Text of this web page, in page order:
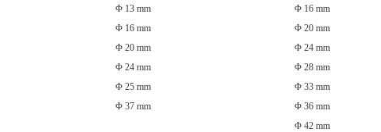
encodeur
Φ 13 mm
Φ 16 mm
Φ 20 mm
Φ 24 mm
Φ 25 mm
Φ 37 mm
Φ 16 mm
Φ 20 mm
Φ 24 mm
Φ 28 mm
Φ 33 mm
Φ 36 mm
Φ 42 mm